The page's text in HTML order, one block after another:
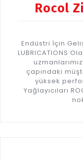
Rocol
Endüstri İçin
LUBRICATIONS
çapındaki
yüksek
Yağlayıcıları